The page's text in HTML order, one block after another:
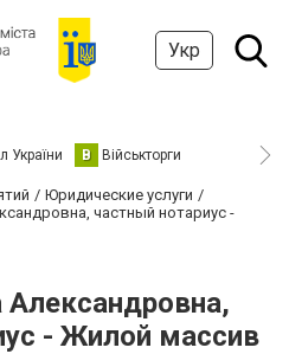
Укр
України В Військторги
Юридические услуги
частный нотариус -
Александровна,
- Жилой массив